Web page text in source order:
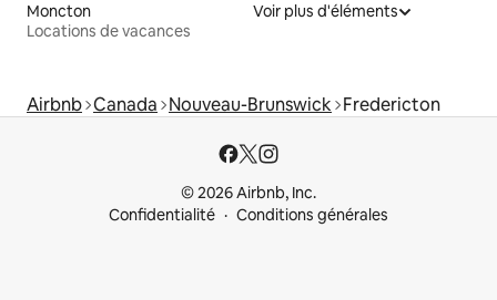
Moncton
Locations de vacances
Voir plus d'éléments
Airbnb Canada Nouveau-Brunswick Fredericton
© 2026 Airbnb, Inc.
Confidentialité
Conditions générales